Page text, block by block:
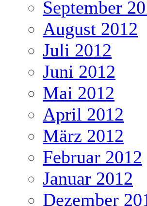
September
August 2012
Juli 2012
Juni 2012
Mai 2012
April 2012
März 2012
Februar 2012
Januar 2012
Dezember